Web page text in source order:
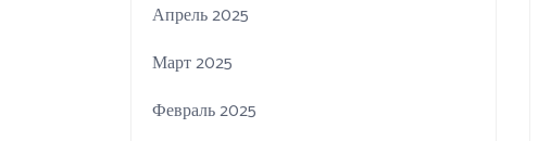
Апрель 2025
Март 2025
Февраль 2025